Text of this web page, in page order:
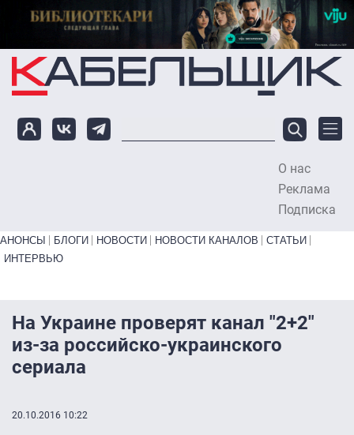
Перейти к основному содержанию
О нас
Реклама
Подписка
Primary links bottom
АНОНСЫ БЛОГИ НОВОСТИ НОВОСТИ КАНАЛОВ
СТАТЬИ
ИНТЕРВЬЮ
На Украине проверят канал "2+2"
из-за российско-украинского
сериала
20.10.2016 10:22